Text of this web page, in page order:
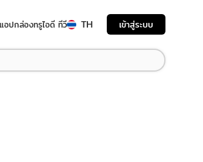
อปกล่องทรูไอดี ทีวี TH เข้าสู่ระบบ